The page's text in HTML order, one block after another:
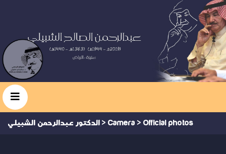
الدكتور عبدالرحمن الشبيلي > Camera > Official photos